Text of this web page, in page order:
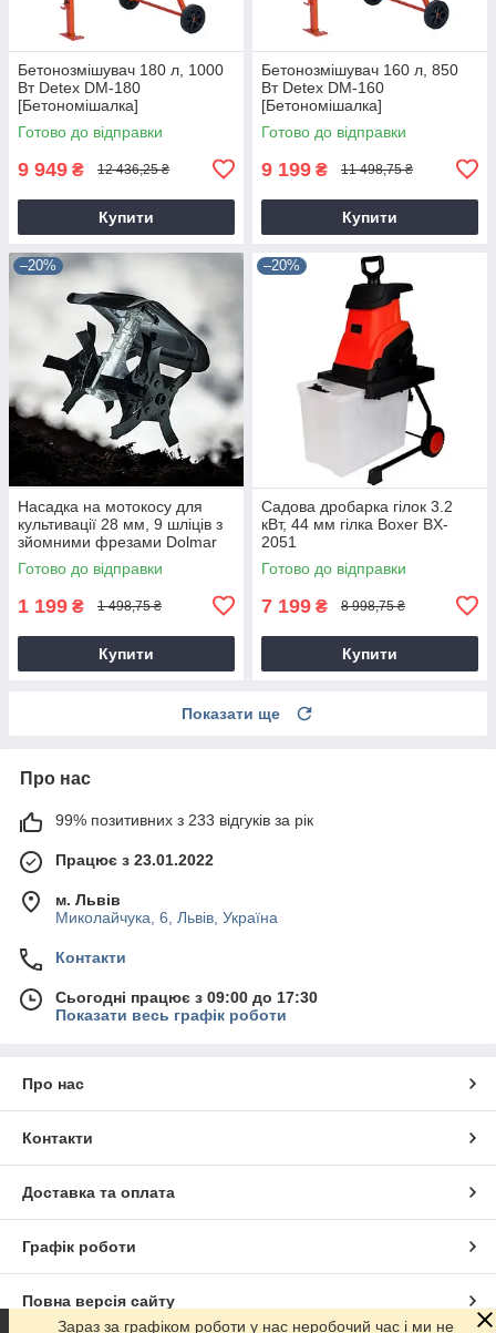
Бетонозмішувач 180 л, 1000
Вт Detex DM-180
[Бетономішалка]
Готово до відправки
9 949 ₴ 12 436,25 ₴
Купити
Бетонозмішувач 160 л, 850
Вт Detex DM-160
[Бетономішалка]
Готово до відправки
9 199 ₴ 11 498,75 ₴
Купити
–20%
Насадка на мотокосу для
культивації 28 мм, 9 шліців з
зйомними фрезами Dolmar
9T28
Готово до відправки
1 199 ₴ 1 498,75 ₴
Купити
–20%
Садова дробарка гілок 3.2
кВт, 44 мм гілка Boxer BX-
2051
Готово до відправки
7 199 ₴ 8 998,75 ₴
Купити
Показати ще
Про нас
99% позитивних з 233 відгуків за рік
Працює з 23.01.2022
м. Львів
Миколайчука, 6, Львів, Україна
Контакти
Сьогодні працює з 09:00 до 17:30
Показати весь графік роботи
Про нас
Контакти
Доставка та оплата
Графік роботи
Повна версія сайту
Зараз за графіком роботи у нас неробочий час і ми не